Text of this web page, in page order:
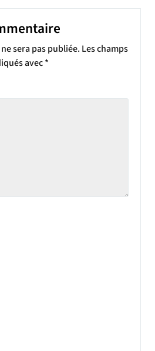
sera pas publiée. Les champs
avec*